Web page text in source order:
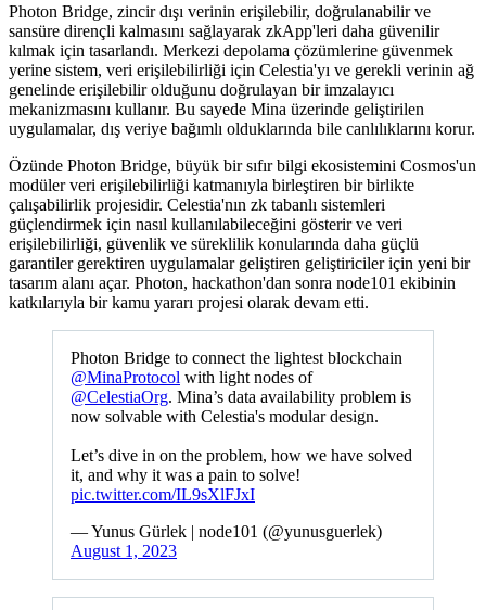
Photon Bridge, zincir dışı verinin erişilebilir, doğrulanabilir ve
sansüre dirençli kalmasını sağlayarak zkApp'leri daha güvenilir
kılmak için tasarlandı. Merkezi depolama çözümlerine güvenmek
yerine sistem, veri erişilebilirliği için Celestia'yı ve gerekli verinin ağ
genelinde erişilebilir olduğunu doğrulayan bir imzalayıcı
mekanizmasını kullanır. Bu sayede Mina üzerinde geliştirilen
uygulamalar, dış veriye bağımlı olduklarında bile canlılıklarını korur.
Özünde Photon Bridge, büyük bir sıfır bilgi ekosistemini Cosmos'un
modüler veri erişilebilirliği katmanıyla birleştiren bir birlikte
çalışabilirlik projesidir. Celestia'nın zk tabanlı sistemleri
güçlendirmek için nasıl kullanılabileceğini gösterir ve veri
erişilebilirliği, güvenlik ve süreklilik konularında daha güçlü
garantiler gerektiren uygulamalar geliştiren geliştiriciler için yeni bir
tasarım alanı açar. Photon, hackathon'dan sonra node101 ekibinin
katkılarıyla bir kamu yararı projesi olarak devam etti.
Photon Bridge to connect the lightest blockchain
@MinaProtocol with light nodes of
@CelestiaOrg. Mina’s data availability problem is
now solvable with Celestia's modular design.
Let’s dive in on the problem, how we have solved
it, and why it was a pain to solve!
pic.twitter.com/IL9sXlFJxI
— Yunus Gürlek | node101 (@yunusguerlek)
August 1, 2023